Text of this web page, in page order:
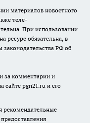
материалов новостного
теле-
При использовании
ресурс обязательна, в
РФ об
за комментарии и
сайте pgn21.ru и его
рекомендательные